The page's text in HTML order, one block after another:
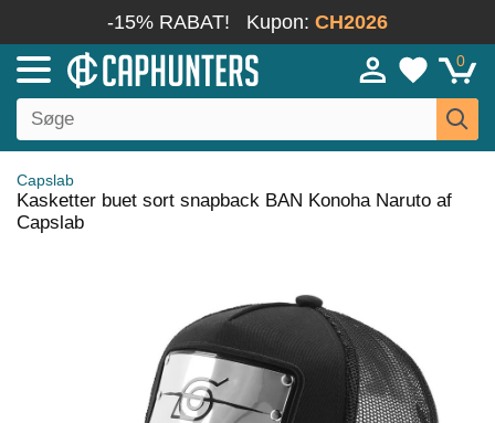
-15% RABAT! Kupon: CH2026
0
Capslab
Kasketter buet sort snapback BAN Konoha Naruto af
Capslab